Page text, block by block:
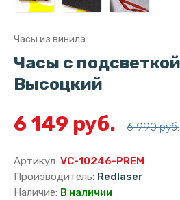
Часы из винила
Часы с
Высоцкий
6 149 руб. 6 990 руб.
Артикул: VC-10246-PREM
Производитель: Redlaser
Наличие: В наличии